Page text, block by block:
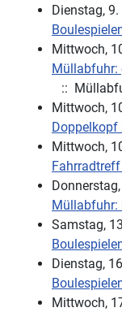
Dienstag,
Mittwoch,
Müllabfuhr:
::
Mittwoch,
Doppelkopf
Mittwoch,
Müllabfuhr:
Samstag,
Dienstag,
Mittwoch,